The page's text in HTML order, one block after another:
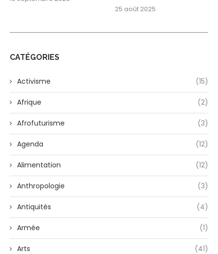
25 août 2025
CATÉGORIES
Activisme (15)
Afrique (2)
Afrofuturisme (3)
Agenda (12)
Alimentation (12)
Anthropologie (3)
Antiquités (4)
Armée (1)
Arts (41)